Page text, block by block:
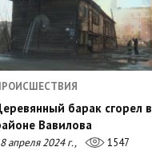
барак сгорел в
Вавилова
апреля 2024 г., 1547